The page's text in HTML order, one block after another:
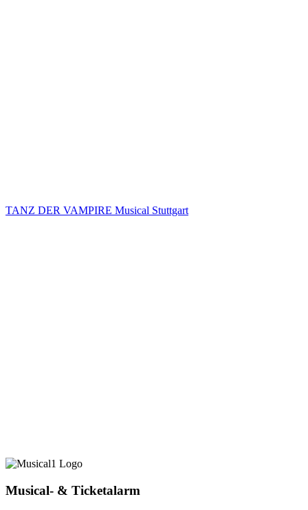
TANZ DER VAMPIRE Musical Stuttgart
Musical- & Ticketalarm